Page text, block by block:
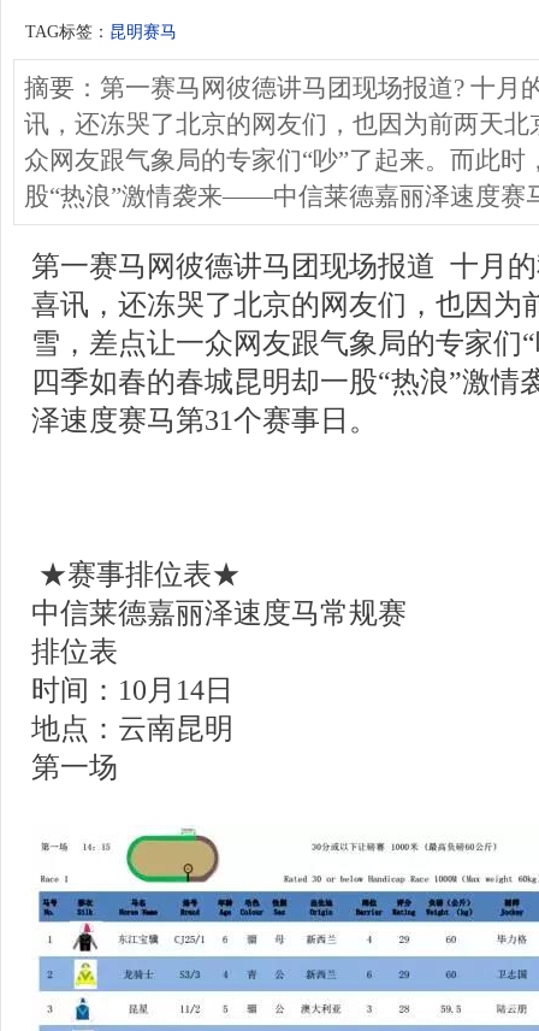
TAG标签： 昆明赛马
摘要：第一赛马网彼德讲马团现场报道? 十月
讯，还冻哭了北京的网友们，也因为前两天
众网友跟气象局的专家们“吵”了起来。而此
股“热浪”激情袭来——中信莱德嘉丽泽速度赛
第一赛马网彼德讲马团现场报道 十月
喜讯，还冻哭了北京的网友们，也因为
雪，差点让一众网友跟气象局的专家们
四季如春的春城昆明却一股“热浪”激
泽速度赛马第31个赛事日。
★赛事排位表★
中信莱德嘉丽泽速度马常规赛
排位表
时间：10月14日
地点：云南昆明
第一场